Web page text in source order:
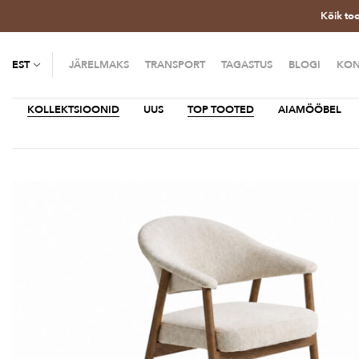
Kõik
EST JÄRELMAKS TRANSPORT TAGASTUS BLOGI
KOLLEKTSIOONID UUS TOP TOOTED AIAMÖÖBEL